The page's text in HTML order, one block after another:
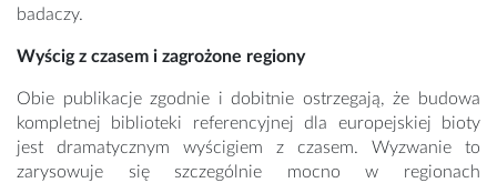
badaczy.
Wyścig z czasem i zagrożone regiony
Obie publikacje zgodnie i dobitnie ostrzegają, że budowa
kompletnej biblioteki referencyjnej dla europejskiej bioty
jest dramatycznym wyścigiem z czasem. Wyzwanie to
zarysowuje się szczególnie mocno w regionach